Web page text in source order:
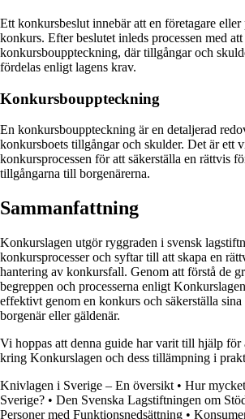
Ett konkursbeslut innebär att en företagare
konkurs. Efter beslutet inleds processen med att
konkursbouppteckning, där tillgångar och
fördelas enligt lagens krav.
Konkursbouppteckning
En konkursbouppteckning är en detaljerad
konkursboets tillgångar och skulder. Det är ett
konkursprocessen för att säkerställa en rättvis
tillgångarna till borgenärerna.
Sammanfattning
Konkurslagen utgör ryggraden i svensk
konkursprocesser och syftar till att skapa en
hantering av konkursfall. Genom att förstå de
begreppen och processerna enligt
effektivt genom en konkurs och säkerställa sina
borgenär eller gäldenär.
Vi hoppas att denna guide har varit till hjälp för
kring Konkurslagen och dess tillämpning i
Knivlagen i Sverige – En översikt • Hur
Sverige? • Den Svenska Lagstiftningen om
Personer med Funktionsnedsättning •